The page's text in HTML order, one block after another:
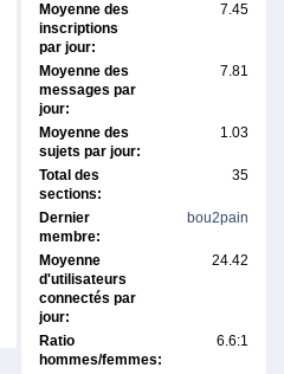
Moyenne des
inscriptions
par jour:
7.45
Moyenne des
messages par
jour:
7.81
Moyenne des
sujets par jour:
1.03
Total des
sections:
35
Dernier
membre:
bou2pain
Moyenne
d'utilisateurs
connectés par
jour:
24.42
Ratio
hommes/femmes:
6.6:1